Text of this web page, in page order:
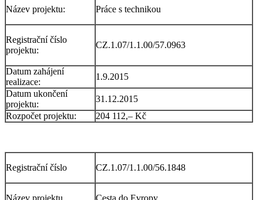
Název projektu: Práce s technikou
Registrační číslo
projektu:
CZ.1.07/1.1.00/57.0963
Datum zahájení
realizace:
1.9.2015
Datum ukončení
projektu:
31.12.2015
Rozpočet projektu:
204 112,– Kč
Registrační číslo CZ.1.07/1.1.00/56.1848
Název projektu Cesta do Evropy